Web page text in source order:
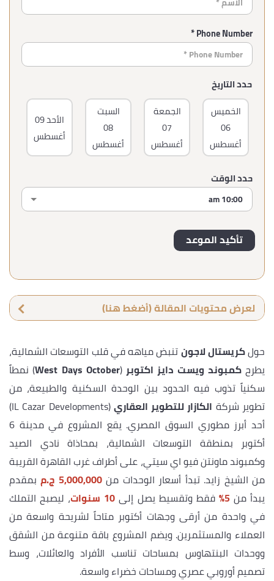
Phone Number *
حدد التاريخ
الخميس
06
أغسطس
الجمعة
07
أغسطس
السبت
08
أغسطس
الأحد09
أغسطس
حدد الوقت
لعرض محتويات المقالة (أضغط هنا)
حولكريستال لاجونتنبض مياهه في قلب التوسعات الشمالية،
يطرحكمبوند ويست دايز اكتوبر (
West Days October) نمطاً
سكنياً تذوب فيه الحدود بين الوحدة السكنية والطبيعة، من
تطوير شركة الكازار للتطوير العقاري
(IL Cazar Developments)
أحد أبرز مطوري السوق المصري. يقع المشروع في مدينة 6
أكتوبر بمنطقة التوسعات الشمالية، بمحاذاة نادي الصيد
وكمبوند ماونتن فيو اي سيتي، على أطراف غرب القاهرة القريبة
من الشيخ زايد. تبدأ أسعار الوحدات من5,000,000 ج.م
بمقدم
يبدأ من5% فقط وتقسيط يصل إلى 10 سنوات
، ليصبح التملك
في واحدة من أرقى وجهات أكتوبر متاحاً لشريحة واسعة من
العملاء والمستثمرين. ويضم المشروع باقة متنوعة من الشقق
ووحدات البنتهاوس بمساحات تناسب الأفراد والعائلات، وسط
تصميم أوروبي عصري ومساحات خضراء واسعة.